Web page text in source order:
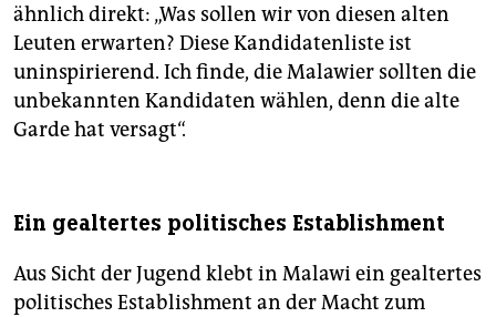
ähnlich direkt: „Was sollen wir von diesen alten
Leuten erwarten? Diese Kandidatenliste ist
uninspirierend. Ich finde, die Malawier sollten die
unbekannten Kandidaten wählen, denn die alte
Garde hat versagt“.
Ein gealtertes politisches Establishment
Aus Sicht der Jugend klebt in Malawi ein gealtertes
politisches Establishment an der Macht zum